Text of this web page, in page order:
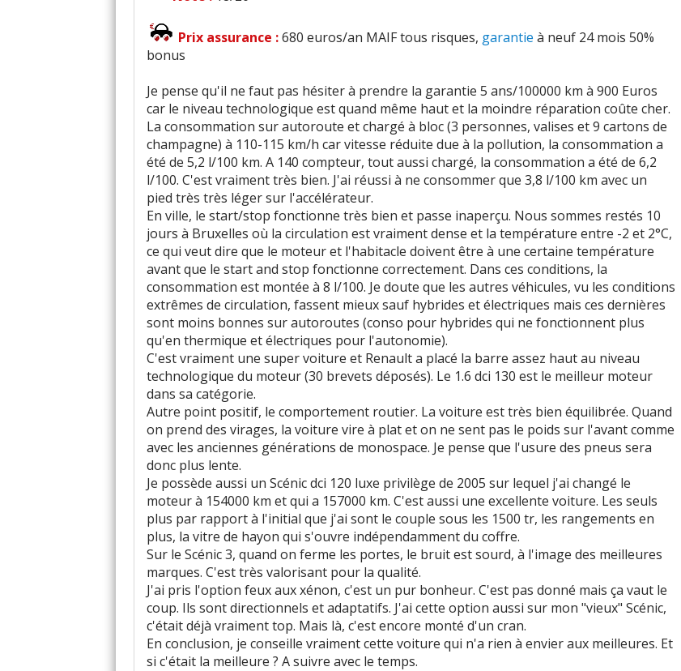
Prix assurance :680 euros/an MAIF tous risques, garantie à neuf 24 mois 50%
bonus
Je pense qu'il ne faut pas hésiter à prendre la garantie 5 ans/100000 km à 900 Euros
car le niveau technologique est quand même haut et la moindre réparation coûte cher.
La consommation sur autoroute et chargé à bloc (3 personnes, valises et 9 cartons de
champagne) à 110-115 km/h car vitesse réduite due à la pollution, la consommation a
été de 5,2 l/100 km. A 140 compteur, tout aussi chargé, la consommation a été de 6,2
l/100. C'est vraiment très bien. J'ai réussi à ne consommer que 3,8 l/100 km avec un
pied très très léger sur l'accélérateur.
En ville, le start/stop fonctionne très bien et passe inaperçu. Nous sommes restés 10
jours à Bruxelles où la circulation est vraiment dense et la température entre -2 et 2°C,
ce qui veut dire que le moteur et l'habitacle doivent être à une certaine température
avant que le start and stop fonctionne correctement. Dans ces conditions, la
consommation est montée à 8 l/100. Je doute que les autres véhicules, vu les conditions
extrêmes de circulation, fassent mieux sauf hybrides et électriques mais ces dernières
sont moins bonnes sur autoroutes (conso pour hybrides qui ne fonctionnent plus
qu'en thermique et électriques pour l'autonomie).
C'est vraiment une super voiture et Renault a placé la barre assez haut au niveau
technologique du moteur (30 brevets déposés). Le 1.6 dci 130 est le meilleur moteur
dans sa catégorie.
Autre point positif, le comportement routier. La voiture est très bien équilibrée. Quand
on prend des virages, la voiture vire à plat et on ne sent pas le poids sur l'avant comme
avec les anciennes générations de monospace. Je pense que l'usure des pneus sera
donc plus lente.
Je possède aussi un Scénic dci 120 luxe privilège de 2005 sur lequel j'ai changé le
moteur à 154000 km et qui a 157000 km. C'est aussi une excellente voiture. Les seuls
plus par rapport à l'initial que j'ai sont le couple sous les 1500 tr, les rangements en
plus, la vitre de hayon qui s'ouvre indépendamment du coffre.
Sur le Scénic 3, quand on ferme les portes, le bruit est sourd, à l'image des meilleures
marques. C'est très valorisant pour la qualité.
J'ai pris l'option feux aux xénon, c'est un pur bonheur. C'est pas donné mais ça vaut le
coup. Ils sont directionnels et adaptatifs. J'ai cette option aussi sur mon "vieux" Scénic,
c'était déjà vraiment top. Mais là, c'est encore monté d'un cran.
En conclusion, je conseille vraiment cette voiture qui n'a rien à envier aux meilleures. Et
si c'était la meilleure ? A suivre avec le temps.